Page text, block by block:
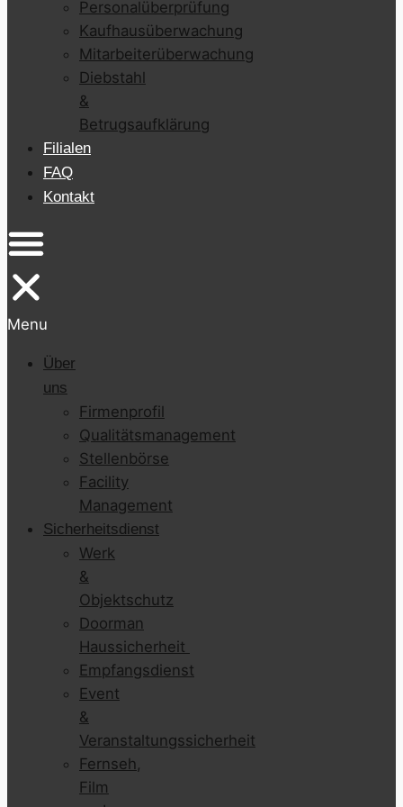
Personalüberprüfung
Kaufhausüberwachung
Mitarbeiterüberwachung
Diebstahl
&
Betrugsaufklärung
Filialen
FAQ
Kontakt
Menu
Über
uns
Firmenprofil
Qualitätsmanagement
Stellenbörse
Facility
Management
Sicherheitsdienst
Werk
&
Objektschutz
Doorman
Haussicherheit
Empfangsdienst
Event
&
Veranstaltungssicherheit
Fernseh,
Film